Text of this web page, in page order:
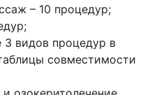
– 10 процедур;
3 видов процедур в
совместимости